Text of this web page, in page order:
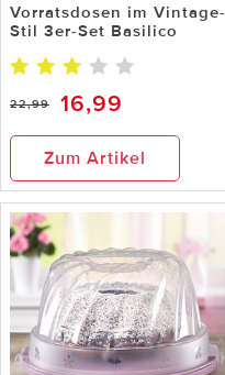
Vorratsdosen im Vintage-
Stil 3er-Set Basilico
22,99 16,99
Zum Artikel